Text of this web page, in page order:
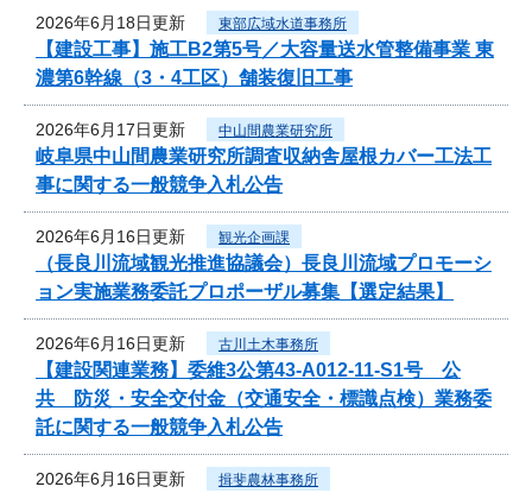
2026年6月18日更新 東部広域水道事務所
【建設工事】施工B2第5号／大容量送水管整備事業 東
濃第6幹線（3・4工区）舗装復旧工事
2026年6月17日更新 中山間農業研究所
岐阜県中山間農業研究所調査収納舎屋根カバー工法工
事に関する一般競争入札公告
2026年6月16日更新 観光企画課
（長良川流域観光推進協議会）長良川流域プロモーシ
ョン実施業務委託プロポーザル募集【選定結果】
2026年6月16日更新 古川土木事務所
【建設関連業務】委維3公第43-A012-11-S1号 公
共 防災・安全交付金（交通安全・標識点検）業務委
託に関する一般競争入札公告
2026年6月16日更新 揖斐農林事務所